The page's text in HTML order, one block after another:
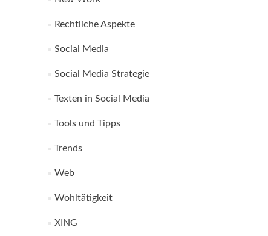
Rechtliche Aspekte
Social Media
Social Media Strategie
Texten in Social Media
Tools und Tipps
Trends
Web
Wohltätigkeit
XING